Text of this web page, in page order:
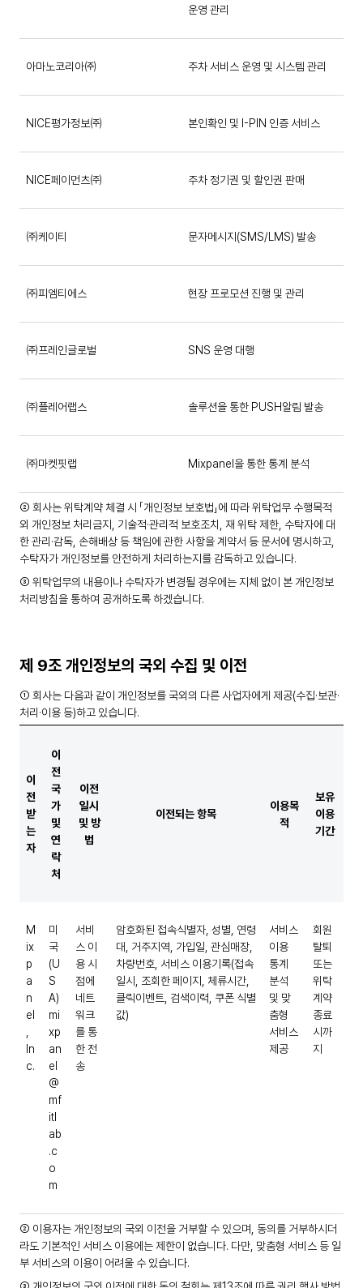
운영 관리
아마노코리아㈜ 주차 서비스 운영 및 시스템 관리
NICE평가정보㈜ 본인확인 및 I-PIN 인증 서비스
NICE페이먼츠㈜ 주차 정기권 및 할인권 판매
㈜케이티 문자메시지(SMS/LMS) 발송
㈜피엠티에스 현장 프로모션 진행 및 관리
㈜프레인글로벌 SNS 운영 대행
㈜플레어랩스 솔루션을 통한 PUSH알림 발송
㈜마켓핏랩 Mixpanel을 통한 통계 분석
② 회사는 위탁계약 체결 시 「개인정보 보호법」에 따라 위탁업무 수행목적
외 개인정보 처리금지, 기술적·관리적 보호조치, 재 위탁 제한, 수탁자에 대
한 관리·감독, 손해배상 등 책임에 관한 사항을 계약서 등 문서에 명시하고,
수탁자가 개인정보를 안전하게 처리하는지를 감독하고 있습니다.
③ 위탁업무의 내용이나 수탁자가 변경될 경우에는 지체 없이 본 개인정보
처리방침을 통하여 공개하도록 하겠습니다.
제 9조 개인정보의 국외 수집 및 이전
① 회사는 다음과 같이 개인정보를 국외의 다른 사업자에게 제공(수집·보관·
처리·이용 등)하고 있습니다.
이
전
받
는
자
이
전
국
가
및
연
락
처
이전
일시
및 방
법
이전되는 항목
이용목
적
보유
이용
기간
M
ix
p
a
n
el
In
c.
미
국
(U
S
A)
mi
xp
an
el
@
mf
itl
ab
.c
o
m
서비
스 이
용 시
점에
네트
워크
를 통
한 전
송
암호화된 접속식별자, 성별, 연령
대, 거주지역, 가입일, 관심매장,
차량번호, 서비스 이용기록(접속
일시, 조회한 페이지, 체류시간,
클릭이벤트, 검색이력, 쿠폰 식별
값)
서비스
이용
통계
분석
및 맞
춤형
서비스
제공
회원
탈퇴
또는
위탁
계약
종료
시까
지
② 이용자는 개인정보의 국외 이전을 거부할 수 있으며, 동의를 거부하시더
라도 기본적인 서비스 이용에는 제한이 없습니다. 다만, 맞춤형 서비스 등 일
부 서비스의 이용이 어려울 수 있습니다.